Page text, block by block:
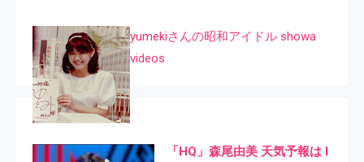
yumekiさんの昭和アイドル showa
videos
「HQ」森尾由美 天気予報は I